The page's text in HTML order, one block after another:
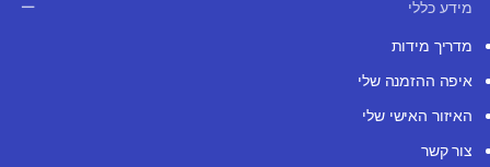
מידע כללי
מדריך מידות
איפה ההזמנה שלי
האיזור האישי שלי
צור קשר